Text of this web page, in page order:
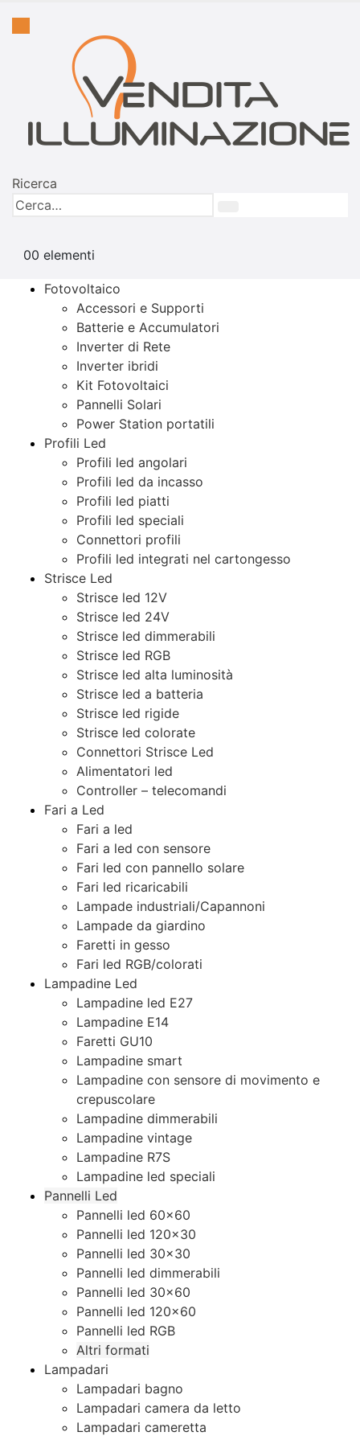
Ricerca
00 elementi
Fotovoltaico
Accessori e Supporti
Batterie e Accumulatori
Inverter di Rete
Inverter ibridi
Kit Fotovoltaici
Pannelli Solari
Power Station portatili
Profili Led
Profili led angolari
Profili led da incasso
Profili led piatti
Profili led speciali
Connettori profili
Profili led integrati nel cartongesso
Strisce Led
Strisce led 12V
Strisce led 24V
Strisce led dimmerabili
Strisce led RGB
Strisce led alta luminosità
Strisce led a batteria
Strisce led rigide
Strisce led colorate
Connettori Strisce Led
Alimentatori led
Controller – telecomandi
Fari a Led
Fari a led
Fari a led con sensore
Fari led con pannello solare
Fari led ricaricabili
Lampade industriali/Capannoni
Lampade da giardino
Faretti in gesso
Fari led RGB/colorati
Lampadine Led
Lampadine led E27
Lampadine E14
Faretti GU10
Lampadine smart
Lampadine con sensore di movimento e
crepuscolare
Lampadine dimmerabili
Lampadine vintage
Lampadine R7S
Lampadine led speciali
Pannelli Led
Pannelli led 60×60
Pannelli led 120×30
Pannelli led 30×30
Pannelli led dimmerabili
Pannelli led 30×60
Pannelli led 120×60
Pannelli led RGB
Altri formati
Lampadari
Lampadari bagno
Lampadari camera da letto
Lampadari cameretta